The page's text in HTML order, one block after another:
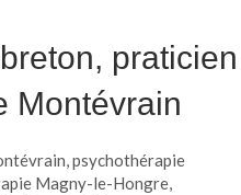
Montévrain
,psychothérapie
Magny-le-Hongre,